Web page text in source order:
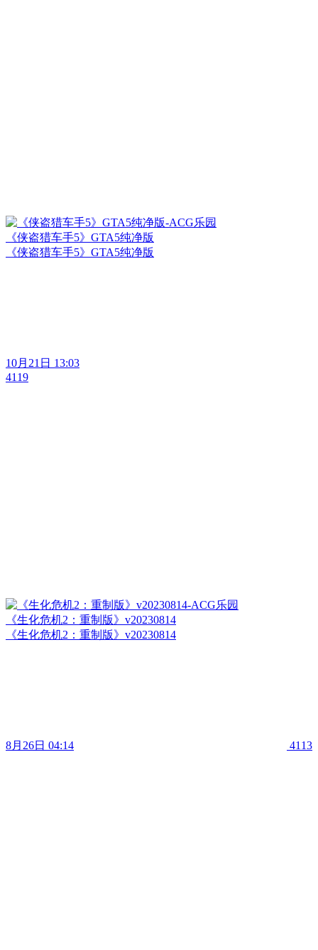
《侠盗猎车手5》GTA5纯净版
《侠盗猎车手5》GTA5纯净版
10月21日 13:03
4119
《生化危机2：重制版》v20230814
《生化危机2：重制版》v20230814
8月26日 04:14 4113